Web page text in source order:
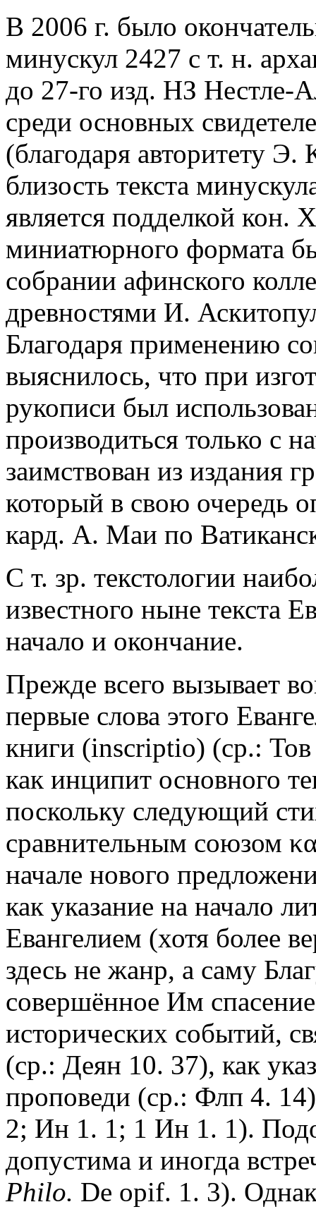
В 2006 г. было
минускул 2427 с т. н.
до 27-го изд. НЗ Нестле-
среди основных
(благодаря авторитету
близость текста
является подделкой кон.
миниатюрного формата
собрании афинского
древностями И.
Благодаря применению
выяснилось, что при
рукописи был
производиться только с
заимствован из издания
который в свою очередь
кард. А. Маи по
С т. зр. текстологии
известного ныне текста
начало и окончание.
Прежде всего вызывает
первые слова этого
книги (inscriptio) (ср.:
как инципит основного
поскольку следующий
сравнительным союзом
начале нового
как указание на начало
Евангелием (хотя более
здесь не жанр, а саму
совершённое Им
исторических событий,
(ср.: Деян 10. 37), как
проповеди (ср.: Флп 4.
2; Ин 1. 1; 1 Ин 1. 1).
допустима и иногда
Philo. De opif. 1. 3).